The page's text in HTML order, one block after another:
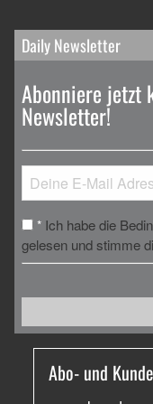
Daily Newsletter
Abonniere jetzt
Newsletter!
* Ich habe die
gelesen und stimme
Abo- und